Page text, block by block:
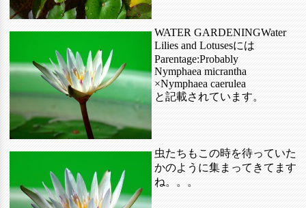
WATER GARDENINGWater
Lilies and Lotusesには
Parentage:Probably
Nymphaea micrantha
×Nymphaea caerulea
と記載されています。
虫たちもこの時を待っていた
かのように集まってきてます
ね。。。